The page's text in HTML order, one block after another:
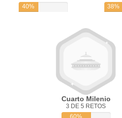
40%
38%
Cuarto Milenio
3 DE 5 RETOS
60%